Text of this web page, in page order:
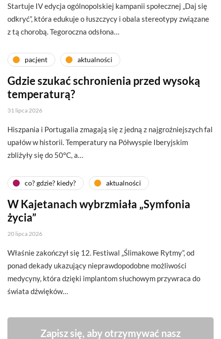
Startuje IV edycja ogólnopolskiej kampanii społecznej „Daj się
odkryć”, która edukuje o łuszczycy i obala stereotypy związane
z tą chorobą. Tegoroczna odsłona…
pacjent aktualności
Gdzie szukać schronienia przed wysoką
temperaturą?
31 lipca 2026
Hiszpania i Portugalia zmagają się z jedną z najgroźniejszych fal
upałów w historii. Temperatury na Półwyspie Iberyjskim
zbliżyły się do 50°C, a…
co? gdzie? kiedy? aktualności
W Kajetanach wybrzmiała „Symfonia
życia”
20 lipca 2026
Właśnie zakończył się 12. Festiwal „Ślimakowe Rytmy”, od
ponad dekady ukazujący nieprawdopodobne możliwości
medycyny, która dzięki implantom słuchowym przywraca do
świata dźwięków…
Zapisz się, aby otrzymywać nasz